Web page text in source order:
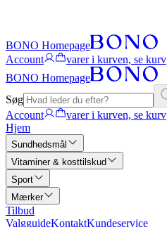
BONO Homepage
Account
varer i kurven, se kurv
BONO Homepage
Søg
Account
varer i kurven, se kurv
Hjem
Sundhedsmål
Vitaminer & kosttilskud
Sport
Mærker
Tilbud
ValgguideKontaktKundeservice